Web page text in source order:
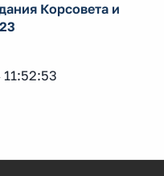
Корсовета и